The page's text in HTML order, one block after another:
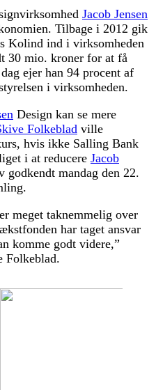
Jacob Jensen
Tilbage i 2012 gik
Kolind ind i virksomheden
30 mio. kroner for at få
ejer han 94 procent af
i virksomheden.
Design kan se mere
Folkeblad ville
hvis ikke Salling Bank
i at reducere Jacob
mandag den 22.
meget taknemmelig over
har taget ansvar
komme godt videre,”